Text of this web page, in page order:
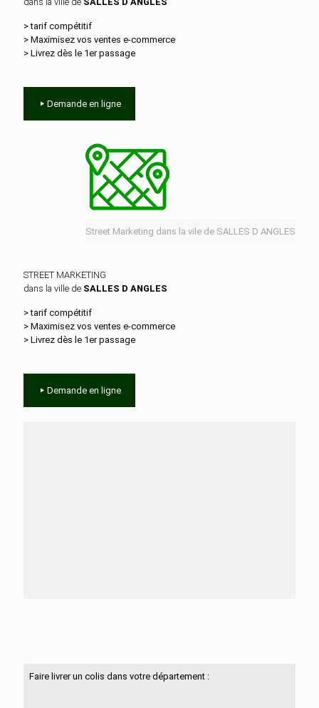
> tarif compétitif
> Maximisez vos ventes e‑commerce
> Livrez dès le 1er passage
Demande en ligne
Street Marketing dans la vile de SALLES D ANGLES
STREET MARKETING
dans la ville de SALLES D ANGLES
> tarif compétitif
> Maximisez vos ventes e‑commerce
> Livrez dès le 1er passage
Demande en ligne
Faire livrer un colis dans votre département :